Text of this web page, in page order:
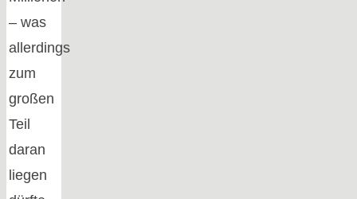
– was
allerdings
zum
großen
Teil
daran
liegen